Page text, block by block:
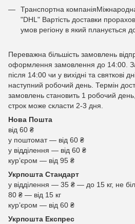
Транспортна
"DHL" Вартість доставки
умов регіону в який планується
Переважна більшість замовлень
оформлення замовлення до 14:00.
після 14:00 чи у вихідні та святкові
наступний робочий день. Термін
замовлень становить 1 робочий
строк може скласти 2-3 дня.
Нова Пошта
від 60 ₴
у поштомат — від 60 ₴
у відділення — від 60 ₴
курʼєром — від 95 ₴
Укрпошта Стандарт
у відділення — 35 ₴ — до 15 кг, не
80 ₴ — від 15 кг
курʼєром — від 60 ₴
Укрпошта Експрес